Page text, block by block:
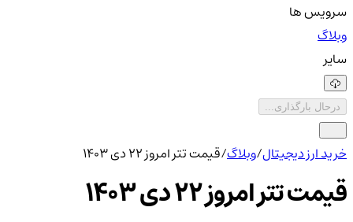
سرویس ها
وبلاگ
سایر
درحال بارگذاری...
خرید ارز دیجیتال/وبلاگ/قیمت تتر امروز ۲۲ دی ۱۴۰۳
قیمت تتر امروز ۲۲ دی ۱۴۰۳